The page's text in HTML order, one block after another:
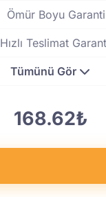
Ömür Boyu
Hızlı Teslimat
Tümünü Gör
168.62₺